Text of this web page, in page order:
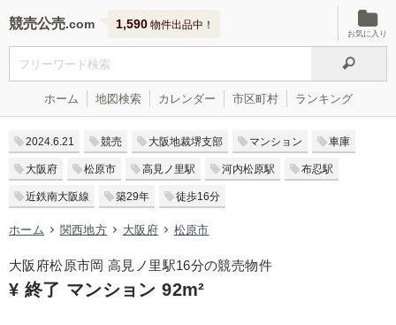
競売公売 1,590 物件出品中！
お気に入り
ホーム 地図検索 カレンダー 市区町村 ランキング
2024.6.21 競売 大阪地裁堺支部 マンション 車庫
大阪府 松原市 高見ノ里駅 河内松原駅 布忍駅
近鉄南大阪線 築29年 徒歩16分
ホーム 関西地方 大阪府 松原市
大阪府松原市岡 高見ノ里駅16分の競売物件
¥ 終了 マンション 92m²